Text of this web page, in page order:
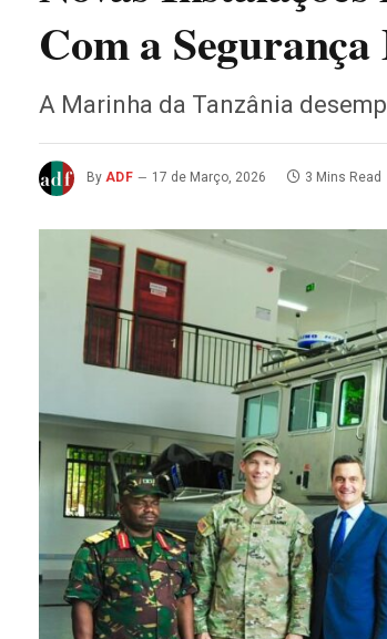
Com a
A Marinha da Tanzânia
By ADF 17 de Março, 2026 3 Mins Read